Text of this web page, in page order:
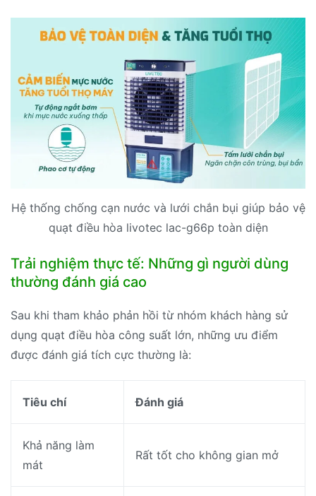
Hệ thống chống cạn nước và lưới chắn bụi giúp bảo vệ
quạt điều hòa livotec lac-g66p toàn diện
Trải nghiệm thực tế: Những gì người dùng
thường đánh giá cao
Sau khi tham khảo phản hồi từ nhóm khách hàng sử
dụng quạt điều hòa công suất lớn, những ưu điểm
được đánh giá tích cực thường là:
Tiêu chí Đánh giá
Khả năng làm
mát
Rất tốt cho không gian mở